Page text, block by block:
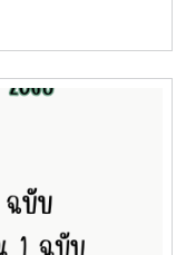
ะราช นักศึกษาชั้นปี
ษา ชั้น 2 อาคาร
การเท่านั้น)